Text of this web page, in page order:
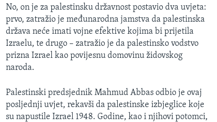
ŽENSKA STRANA
IZBJEGLIČKA STRANA
MAGAZIN
O GLASU AMERIKE
PRATITE NAS
No, on je za palestinsku državnost postavio dva uvjeta:
prvo, zatražio je međunarodna jamstva da palestinska
država neće imati vojne efektive kojima bi prijetila
Izraelu, te drugo – zatražio je da palestinsko vodstvo
prizna Izrael kao povijesnu domovinu židovskog
naroda.
Palestinski predsjednik Mahmud Abbas odbio je ovaj
posljednji uvjet, rekavši da palestinske izbjeglice koje
su napustile Izrael 1948. Godine, kao i njihovi potomci,